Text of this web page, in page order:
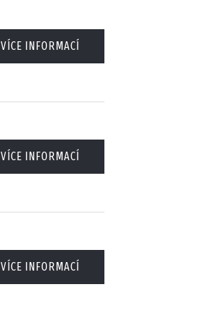
VÍCE INFORMACÍ
VÍCE INFORMACÍ
VÍCE INFORMACÍ